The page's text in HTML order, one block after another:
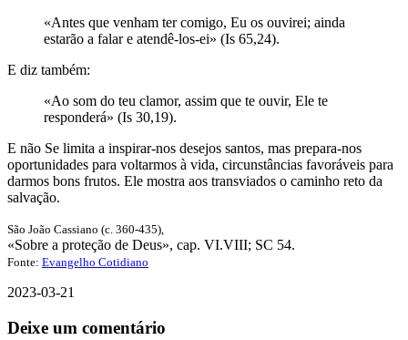
«Antes que venham ter comigo, Eu os ouvirei; ainda
estarão a falar e atendê-los-ei» (Is 65,24).
E diz também:
«Ao som do teu clamor, assim que te ouvir, Ele te
responderá» (Is 30,19).
E não Se limita a inspirar-nos desejos santos, mas prepara-nos
oportunidades para voltarmos à vida, circunstâncias favoráveis para
darmos bons frutos. Ele mostra aos transviados o caminho reto da
salvação.
São João Cassiano (c. 360-435),
«Sobre a proteção de Deus», cap. VI.VIII; SC 54.
Fonte: Evangelho Cotidiano
2023-03-21
Deixe um comentário